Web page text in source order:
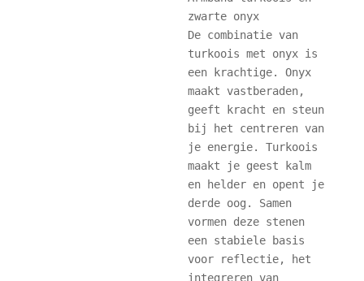
zwarte onyx
De combinatie van
turkoois met onyx is
een krachtige. Onyx
maakt vastberaden,
geeft kracht en steun
bij het centreren van
je energie. Turkoois
maakt je geest kalm
en helder en opent je
derde oog. Samen
vormen deze stenen
een stabiele basis
voor reflectie, het
integreren van